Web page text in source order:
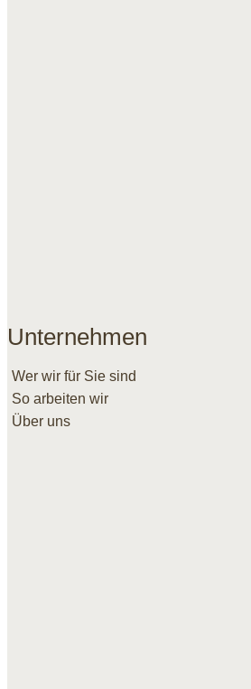
Unternehmen
Wer wir für Sie sind
So arbeiten wir
Über uns